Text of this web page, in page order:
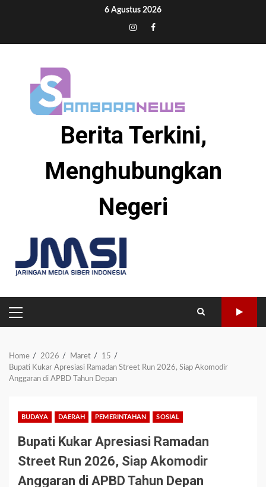
6 Agustus 2026
Tiktok
InstagramFacebook
Berita Terkini,
Menghubungkan
Negeri
PRIMARY
MENU
Home 2026 Maret
15
Bupati Kukar Apresiasi Ramadan Street Run 2026, Siap Akomodir
Anggaran di APBD Tahun Depan
BUDAYA DAERAH PEMERINTAHAN SOSIAL
Bupati Kukar Apresiasi Ramadan
Street Run 2026, Siap Akomodir
Anggaran di APBD Tahun Depan